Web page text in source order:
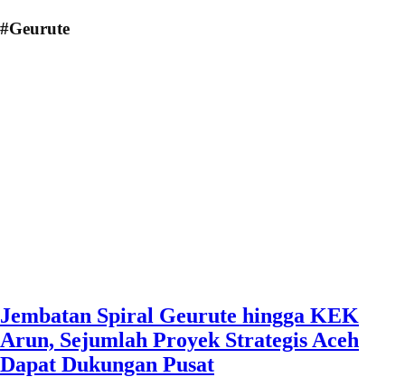
#Geurute
Jembatan Spiral Geurute hingga KEK
Arun, Sejumlah Proyek Strategis Aceh
Dapat Dukungan Pusat